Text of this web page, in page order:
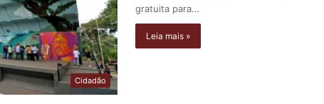
Cidadão
gratuita para…
Leia mais »